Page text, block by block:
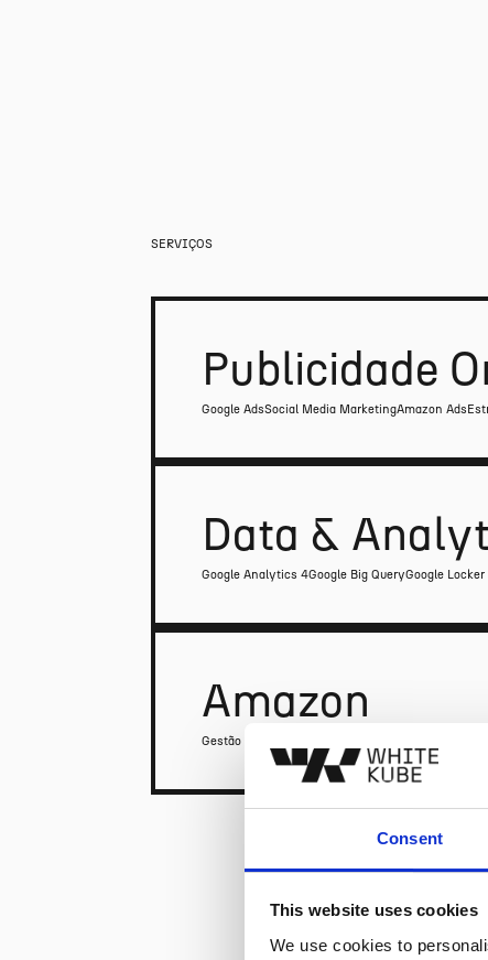
Consent
This website uses cookies
We use cookies to
SERVIÇOS
Publicidade
Google AdsSocial Media MarketingAmazon Ads
Data &
Google Analytics 4Google Big QueryGoogle Locker
Amazon
Gestão de Produtos